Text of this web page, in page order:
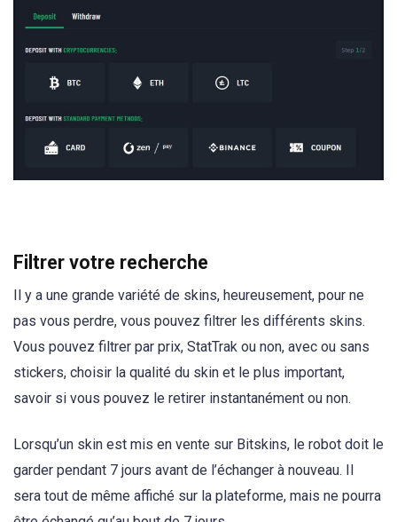
Filtrer votre recherche
Il y a une grande variété de skins, heureusement, pour ne
pas vous perdre, vous pouvez filtrer les différents skins.
Vous pouvez filtrer par prix, StatTrak ou non, avec ou sans
stickers, choisir la qualité du skin et le plus important,
savoir si vous pouvez le retirer instantanément ou non.
Lorsqu’un skin est mis en vente sur Bitskins, le robot doit le
garder pendant 7 jours avant de l’échanger à nouveau. Il
sera tout de même affiché sur la plateforme, mais ne pourra